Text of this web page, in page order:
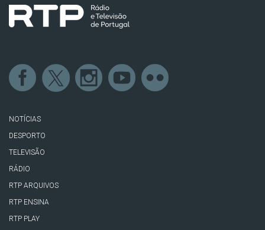
NOTÍCIAS
DESPORTO
TELEVISÃO
RÁDIO
RTP ARQUIVOS
RTP ENSINA
RTP PLAY